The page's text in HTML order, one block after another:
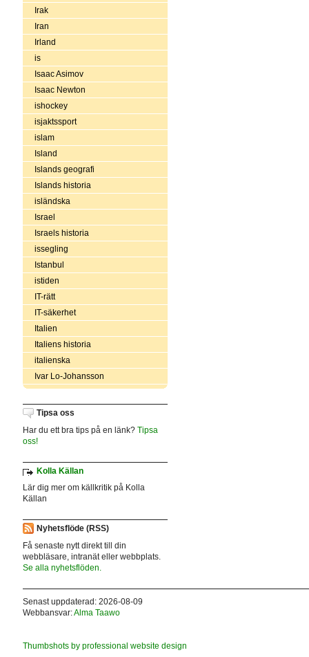
Irak
Iran
Irland
is
Isaac Asimov
Isaac Newton
ishockey
isjaktssport
islam
Island
Islands geografi
Islands historia
isländska
Israel
Israels historia
issegling
Istanbul
istiden
IT-rätt
IT-säkerhet
Italien
Italiens historia
italienska
Ivar Lo-Johansson
Tipsa oss
Har du ett bra tips på en länk? Tipsa
oss!
Kolla Källan
Lär dig mer om källkritik på Kolla
Källan
Nyhetsflöde (RSS)
Få senaste nytt direkt till din
webbläsare, intranät eller webbplats.
Se alla nyhetsflöden.
Senast uppdaterad: 2026-08-09
Webbansvar:Alma Taawo
Thumbshots by professional website design